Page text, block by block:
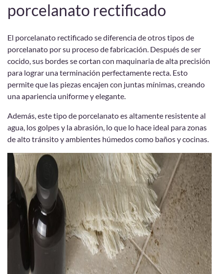
porcelanato rectificado
El porcelanato rectificado se diferencia de otros tipos de
porcelanato por su proceso de fabricación. Después de ser
cocido, sus bordes se cortan con maquinaria de alta precisión
para lograr una terminación perfectamente recta. Esto
permite que las piezas encajen con juntas mínimas, creando
una apariencia uniforme y elegante.
Además, este tipo de porcelanato es altamente resistente al
agua, los golpes y la abrasión, lo que lo hace ideal para zonas
de alto tránsito y ambientes húmedos como baños y cocinas.